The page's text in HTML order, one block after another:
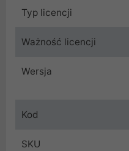
Typ licencji
Ważność licencji
Wersja
Kod
SKU